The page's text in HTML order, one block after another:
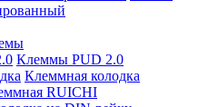
Клеммы PUD 2.0
Клеммная колодка
RUICHI